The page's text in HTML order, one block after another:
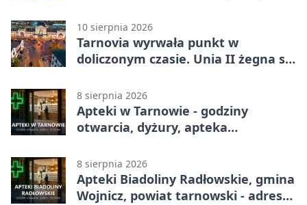
10 sierpnia 2026
Tarnovia wyrwała punkt w
doliczonym czasie. Unia II żegna się
8 sierpnia 2026
Apteki w Tarnowie - godziny
otwarcia, dyżury, apteka
8 sierpnia 2026
Apteki Biadoliny Radłowskie, gmina
Wojnicz, powiat tarnowski - adresy,